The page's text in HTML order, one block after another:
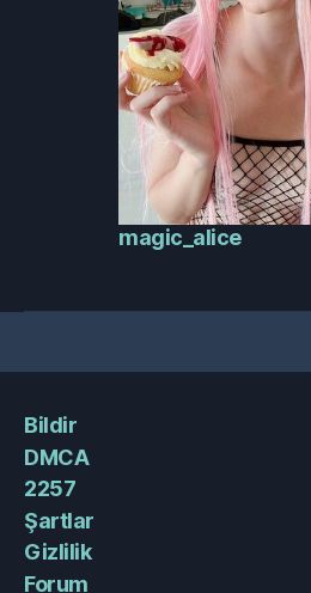
magic_alice
Bildir
DMCA
2257
Şartlar
Gizlilik
Forum